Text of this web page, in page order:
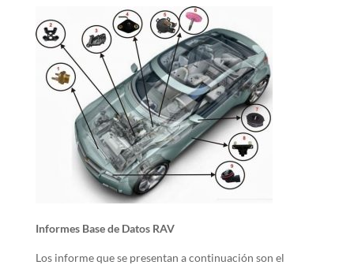
Informes Base de Datos RAV
Los informe que se presentan a continuación son el